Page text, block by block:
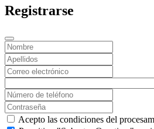
Registrarse
Acepto las condiciones del